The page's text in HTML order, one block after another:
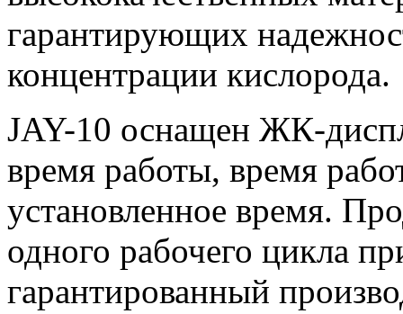
гарантирующих
концентрации кислорода.
JAY-10 оснащен ЖК-
время работы, время
установленное время.
одного рабочего цикла
гарантированный